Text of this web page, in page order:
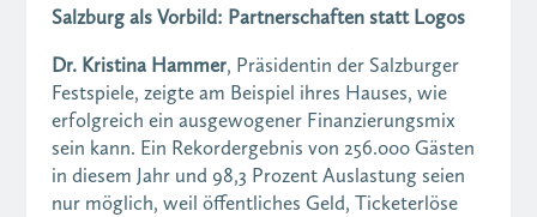
Salzburg als Vorbild: Partnerschaften statt Logos
Dr. Kristina Hammer, Präsidentin der Salzburger
Festspiele, zeigte am Beispiel ihres Hauses, wie
erfolgreich ein ausgewogener Finanzierungsmix
sein kann. Ein Rekordergebnis von 256.000 Gästen
in diesem Jahr und 98,3 Prozent Auslastung seien
nur möglich, weil öffentliches Geld, Ticketerlöse